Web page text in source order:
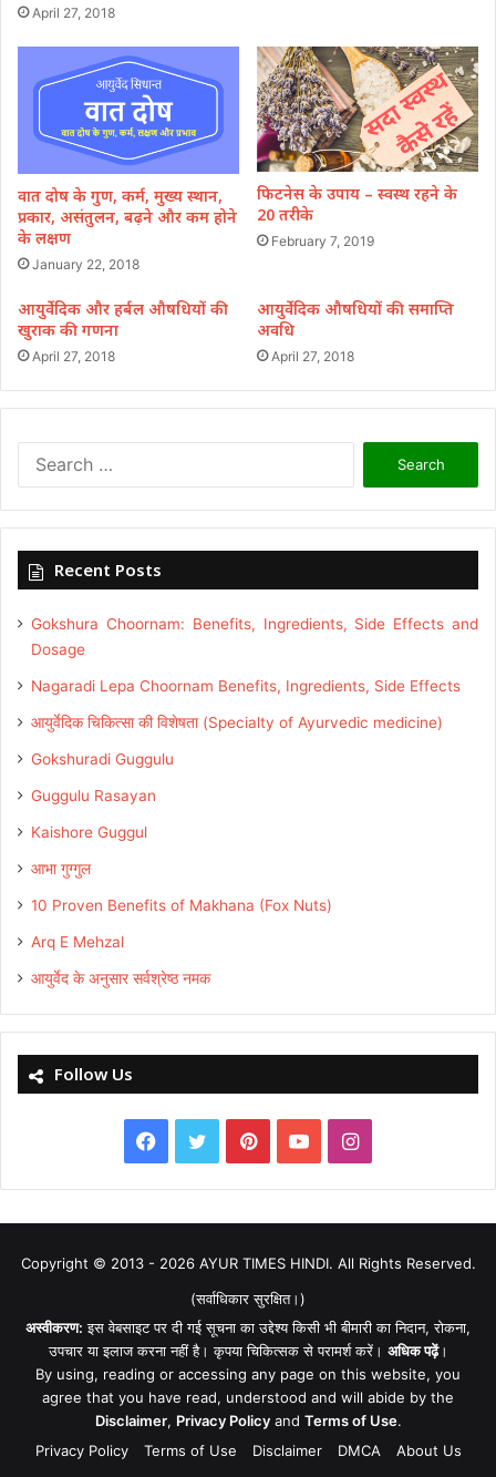
April 27, 2018
वात दोष के गुण, कर्म, मुख्य स्थान,
प्रकार, असंतुलन, बढ़ने और कम होने
के लक्षण
January 22, 2018
फिटनेस के उपाय – स्वस्थ रहने के
20 तरीके
February 7, 2019
आयुर्वेदिक और हर्बल औषधियों की
खुराक की गणना
April 27, 2018
आयुर्वेदिक औषधियों की समाप्ति
अवधि
April 27, 2018
Recent Posts
Gokshura Choornam: Benefits, Ingredients, Side Effects and
Dosage
Nagaradi Lepa Choornam Benefits, Ingredients, Side Effects
आयुर्वेदिक चिकित्सा की विशेषता (Specialty of Ayurvedic medicine)
Gokshuradi Guggulu
Guggulu Rasayan
Kaishore Guggul
आभा गुग्गुल
10 Proven Benefits of Makhana (Fox Nuts)
Arq E Mehzal
आयुर्वेद के अनुसार सर्वश्रेष्ठ नमक
Follow Us
Facebook
TwitterPinterestYouTubeInstagram
Copyright © 2013 - 2026 AYUR TIMES HINDI. All Rights Reserved.
(सर्वाधिकार सुरक्षित।)
अस्वीकरण: इस वेबसाइट पर दी गई सूचना का उद्देश्य किसी भी बीमारी का निदान, रोकना,
उपचार या इलाज करना नहीं है। कृपया चिकित्सक से परामर्श करें। अधिक पढ़ें।
By using, reading or accessing any page on this website, you
agree that you have read, understood and will abide by the
Disclaimer, Privacy Policyand Terms of Use.
Privacy Policy
Terms of Use Disclaimer DMCA
About Us